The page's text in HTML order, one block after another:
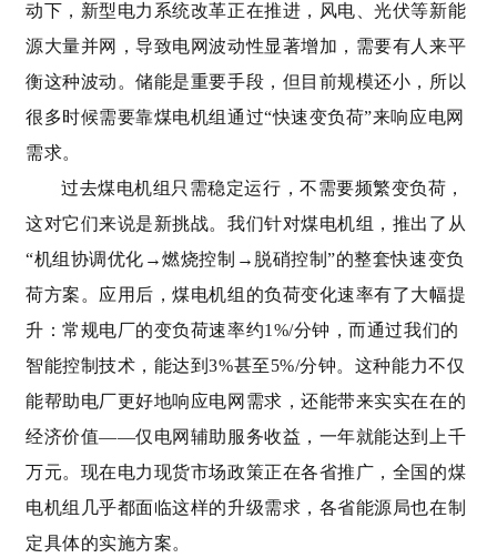
动下，新型电力系统改革正在推进，风电、光伏等新能
源大量并网，导致电网波动性显著增加，需要有人来平
衡这种波动。储能是重要手段，但目前规模还小，所以
很多时候需要靠煤电机组通过“快速变负荷”来响应电网
需求。
过去煤电机组只需稳定运行，不需要频繁变负荷，
这对它们来说是新挑战。我们针对煤电机组，推出了从
“机组协调优化→燃烧控制→脱硝控制”的整套快速变负
荷方案。应用后，煤电机组的负荷变化速率有了大幅提
升：常规电厂的变负荷速率约1%/分钟，而通过我们的
智能控制技术，能达到3%甚至5%/分钟。这种能力不仅
能帮助电厂更好地响应电网需求，还能带来实实在在的
经济价值——仅电网辅助服务收益，一年就能达到上千
万元。现在电力现货市场政策正在各省推广，全国的煤
电机组几乎都面临这样的升级需求，各省能源局也在制
定具体的实施方案。